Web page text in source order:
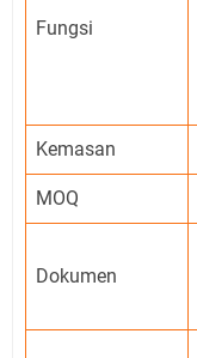
Fungsi
Kemasan
MOQ
Dokumen